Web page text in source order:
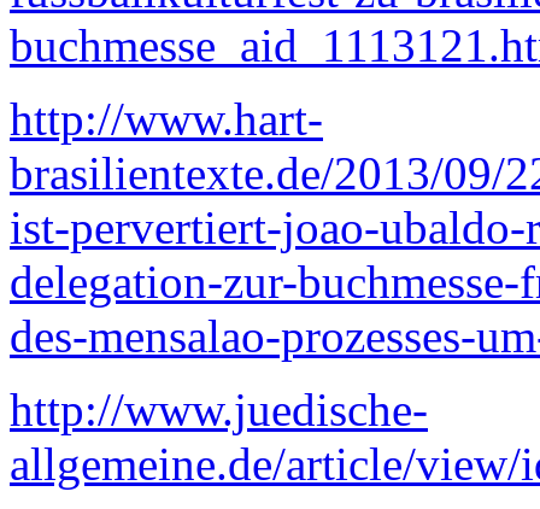
http://www.hart-
brasilientexte.de/2013/09/
ist-pervertiert-joao-
delegation-zur-
des-mensalao-prozesses-
http://www.juedische-
allgemeine.de/article/